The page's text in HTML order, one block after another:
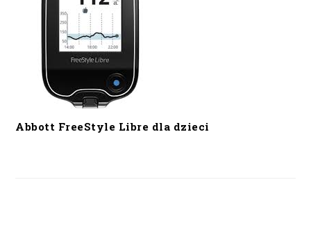
Abbott FreeStyle Libre dla dzieci